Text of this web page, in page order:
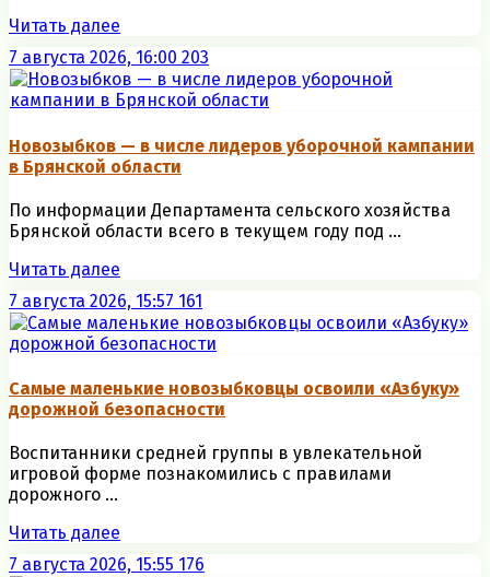
Читать далее
7 августа 2026, 16:00 203
Новозыбков — в числе лидеров уборочной кампании
в Брянской области
По информации Департамента сельского хозяйства
Брянской области всего в текущем году под ...
Читать далее
7 августа 2026, 15:57 161
Самые маленькие новозыбковцы освоили «Азбуку»
дорожной безопасности
Воспитанники средней группы в увлекательной
игровой форме познакомились с правилами
дорожного ...
Читать далее
7 августа 2026, 15:55 176